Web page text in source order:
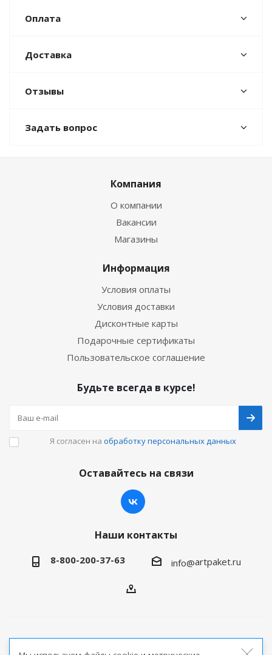
Оплата
Доставка
Отзывы
Задать вопрос
Компания
О компании
Вакансии
Магазины
Информация
Условия оплаты
Условия доставки
Дисконтные карты
Подарочные сертификаты
Пользовательское соглашение
Будьте всегда в курсе!
Я согласен на обработку персональных данных
Оставайтесь на связи
Наши контакты
8-800-200-37-63 info@artpaket.ru